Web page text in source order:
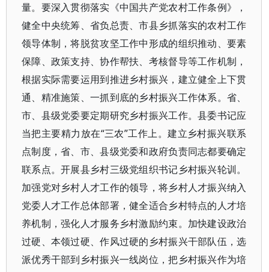
量。要深入贯彻落实《中国共产党农村工作条例》，
健全中央统筹、省负总责、市县乡抓落实的农村工作
领导体制，将脱贫攻坚工作中形成的组织推动、要素
保障、政策支持、协作帮扶、考核督导等工作机制，
根据实际需要运用到推进乡村振兴，建立健全上下贯
通、精准施策、一抓到底的乡村振兴工作体系。省、
市、县级党委要定期研究乡村振兴工作。县委书记应
当把主要精力放在“三农”工作上。建立乡村振兴联系
点制度，省、市、县级党委和政府负责同志都要确定
联系点。开展县乡村三级党组织书记乡村振兴轮训。
加强党对乡村人才工作的领导，将乡村人才振兴纳入
党委人才工作总体部署，健全适合乡村特点的人才培
养机制，强化人才服务乡村激励约束。加快建设政治
过硬、本领过硬、作风过硬的乡村振兴干部队伍，选
派优秀干部到乡村振兴一线岗位，把乡村振兴作为培